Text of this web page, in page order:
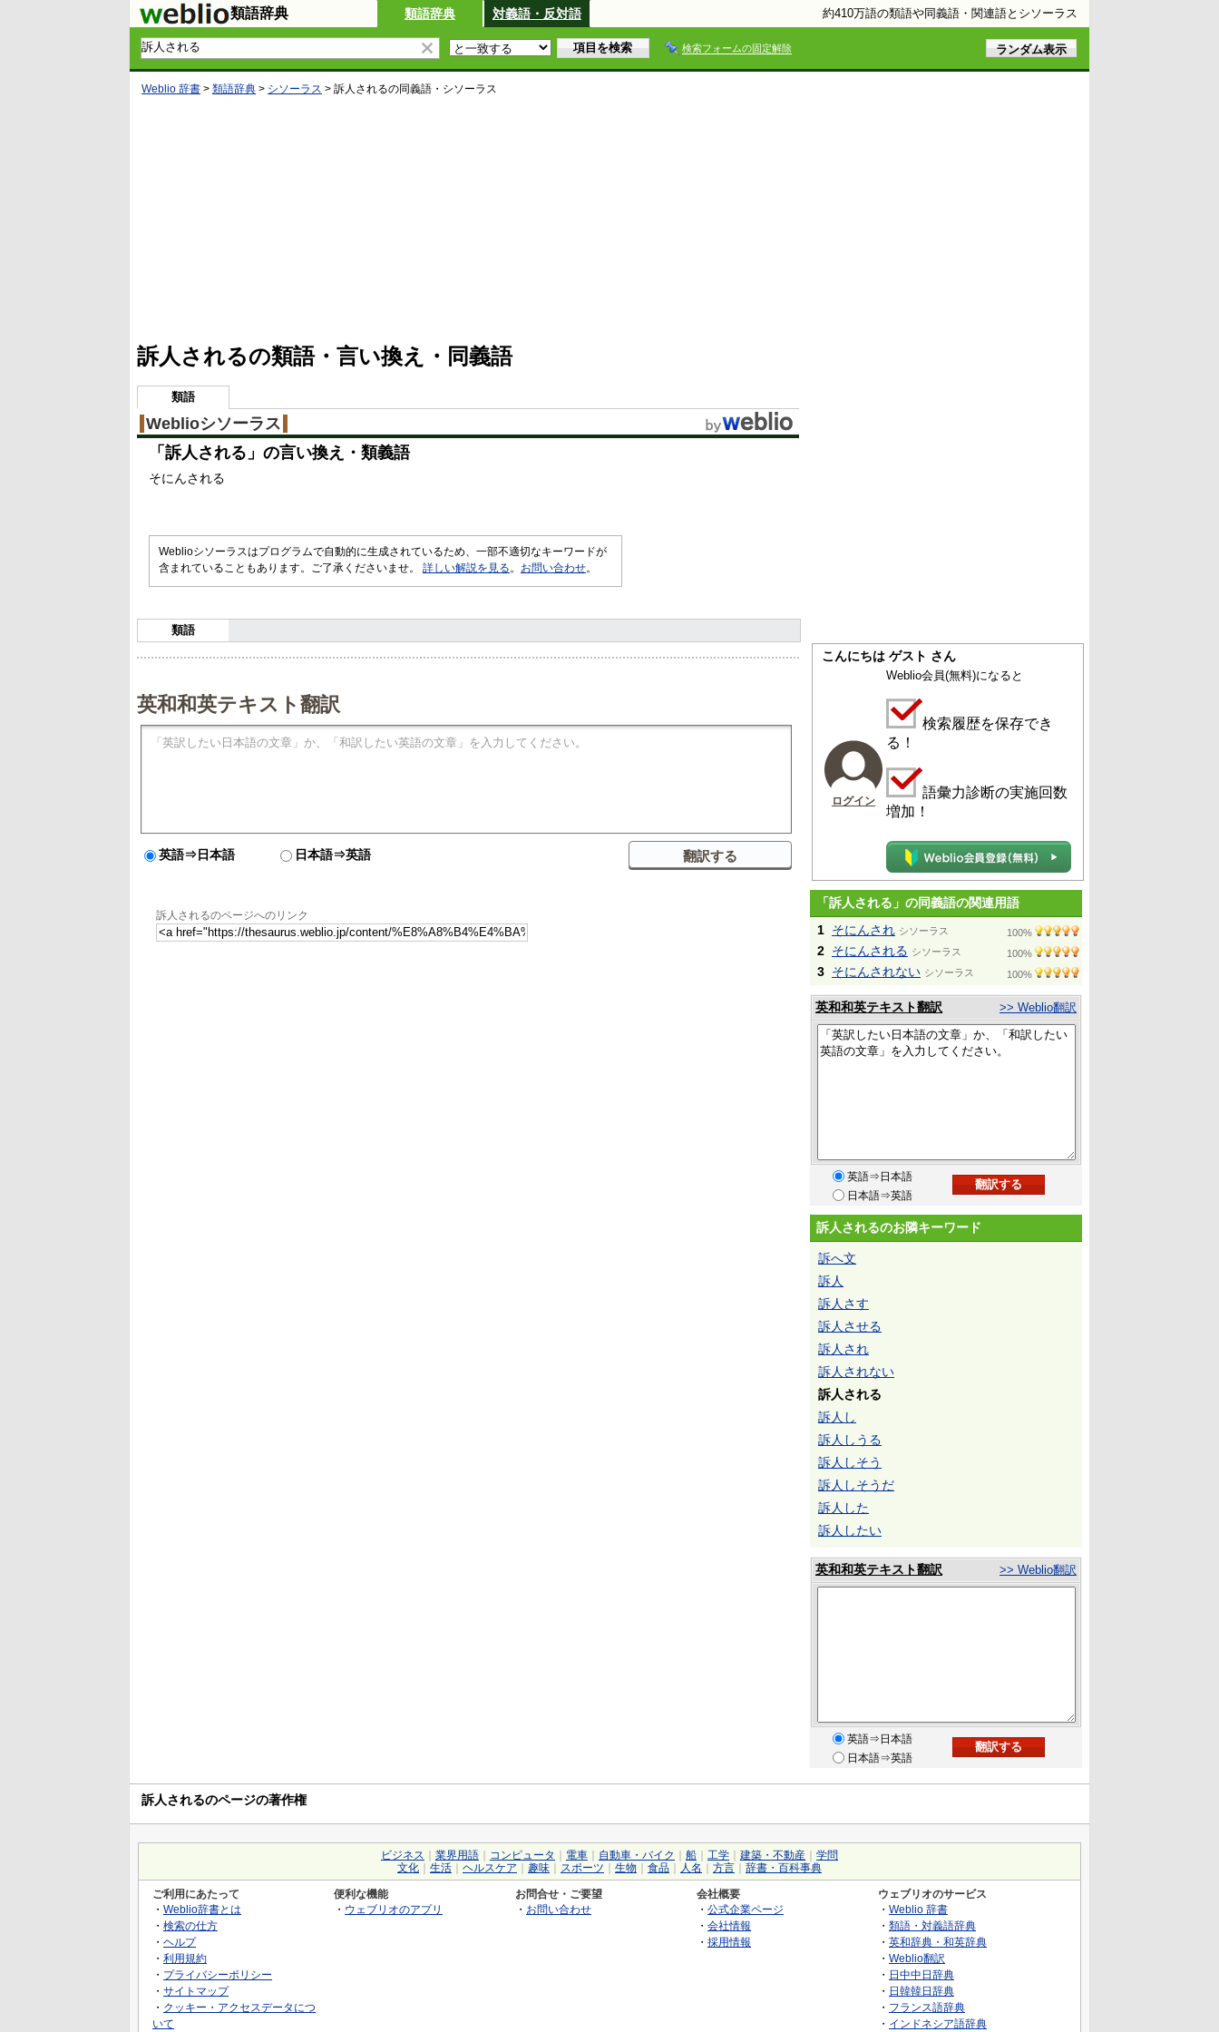
類語辞典 類語辞典 対義語・反対語 約410万語の類語や同義語・関連語とシソーラス
検索フォームの固定解除
Weblio 辞書 > 類語辞典 > シソーラス > 訴人されるの同義語・シソーラス
5
%
訴人されるの類語・言い換え・同義語
類語
Weblioシソーラス
「 訴人される 」の言い換え・類義語
そにんされる
Weblioシソーラスはプログラムで自動的に生成されているため、一部不適切なキーワードが
含まれていることもあります。ご了承くださいませ。 詳しい解説を見る 。 お問い合わせ。
類語
英和和英テキスト翻訳
英語⇒日本語 日本語⇒英語
訴人されるのページへのリンク
こんにちは ゲスト さん
ログイン
Weblio会員(無料)になると
検索履歴を保存でき
る！
語彙力診断の実施回数
増加！
「訴人される」の同義語の関連用語
1 そにんされ シソーラス 100%
2 そにんされる シソーラス 100%
3 そにんされない シソーラス 100%
英和和英テキスト翻訳 >> Weblio翻訳
英語⇒日本語
日本語⇒英語
訴人されるのお隣キーワード
訴へ文
訴人
訴人さす
訴人させる
訴人され
訴人されない
訴人される
訴人し
訴人しうる
訴人しそう
訴人しそうだ
訴人した
訴人したい
英和和英テキスト翻訳 >> Weblio翻訳
英語⇒日本語
日本語⇒英語
訴人されるのページの著作権
ビジネス 業界用語 コンピュータ 電車 自動車・バイク 船 工学 建築・不動産
学問
文化
生活 ヘルスケア 趣味 スポーツ 生物 食品 人名 方言 辞書・百科事典
ご利用にあたって
・ Weblio辞書とは
・ 検索の仕方
・ ヘルプ
・ 利用規約
・ プライバシーポリシー
・ サイトマップ
・ クッキー・アクセスデータにつ
いて
便利な機能
・ ウェブリオのアプリ
お問合せ・ご要望
・ お問い合わせ
会社概要
・ 公式企業ページ
・ 会社情報
・ 採用情報
ウェブリオのサービス
・ Weblio 辞書
・ 類語・対義語辞典
・ 英和辞典・和英辞典
・ Weblio翻訳
・ 日中中日辞典
・ 日韓韓日辞典
・ フランス語辞典
・ インドネシア語辞典